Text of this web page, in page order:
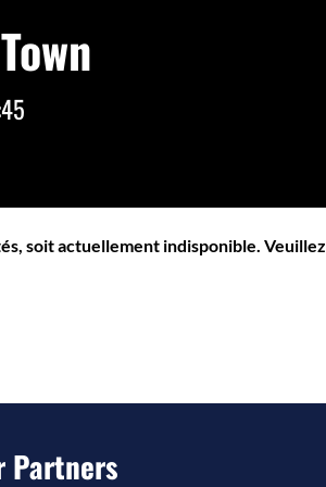
soit actuellement indisponible. Veuillez
Partners